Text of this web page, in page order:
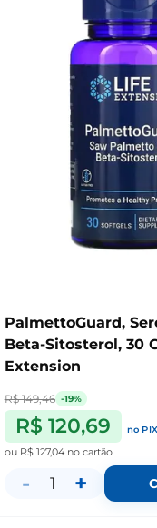
PalmettoGuard,
Beta-Sitosterol, 30
Extension
R$ 149,46 -19%
R$ 120,69
no PIX
ou R$ 127,04 no cartão
- 1 +